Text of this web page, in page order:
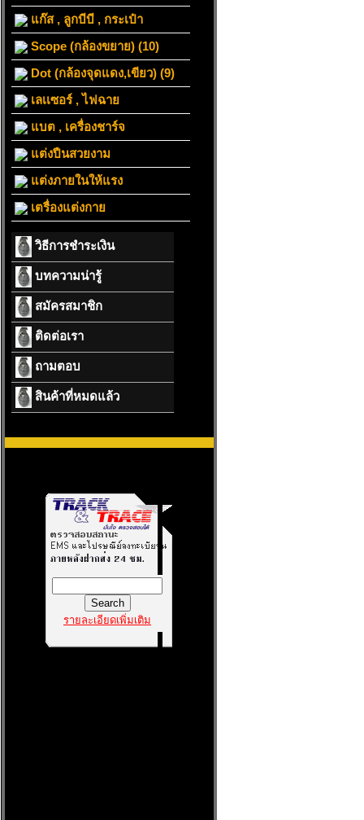
แก๊ส , ลูกบีบี , กระเป๋า
Scope (กล้องขยาย) (10)
Dot (กล้องจุดแดง,เขียว) (9)
เลเเซอร์ , ไฟฉาย
แบต , เครื่องชาร์จ
แต่งปืนสวยงาม
แต่งภายในให้แรง
เตรื่องแต่งกาย
วิธีการชำระเงิน
บทความน่ารู้
สมัครสมาชิก
ติดต่อเรา
ถามตอบ
สินค้าที่หมดแล้ว
รายละเอียดเพิ่มเติม